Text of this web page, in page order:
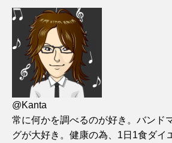
@Kanta
常に何かを調べるのが好き。バンド
グが大好き。健康の為、1日1食ダイ